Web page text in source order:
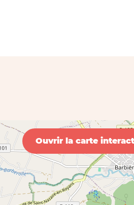
Ouvrir la carte